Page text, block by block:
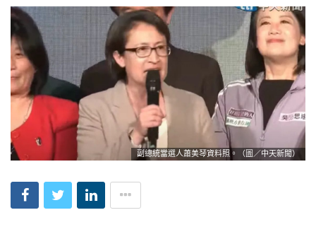
副總統當選人蕭美琴資料照。（圖／中天新聞）